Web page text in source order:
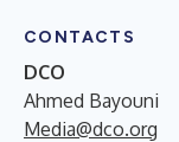
CONTACTS
DCO
Ahmed Bayouni
Media@dco.org